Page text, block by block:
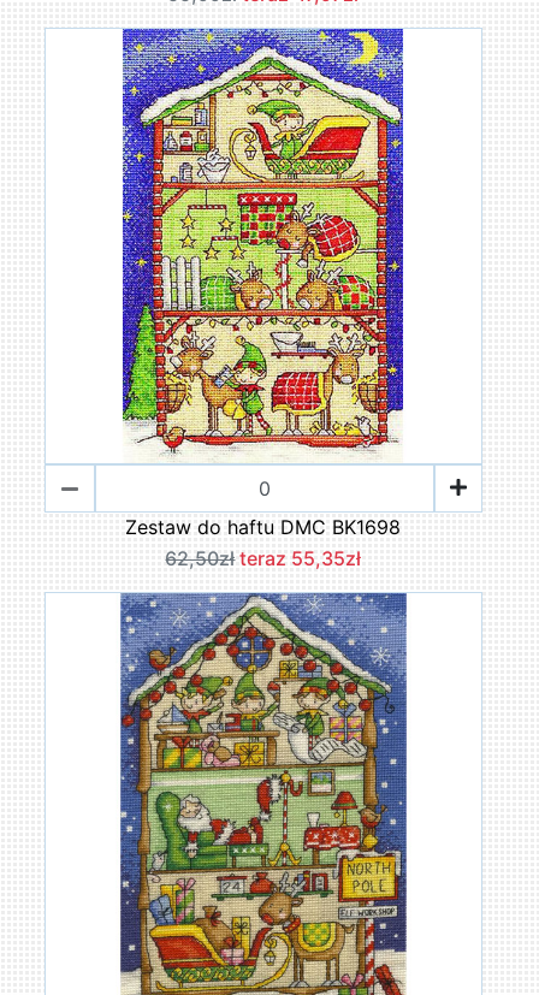
Zestaw do haftu DMC BK1698
62,50zł teraz 55,35zł